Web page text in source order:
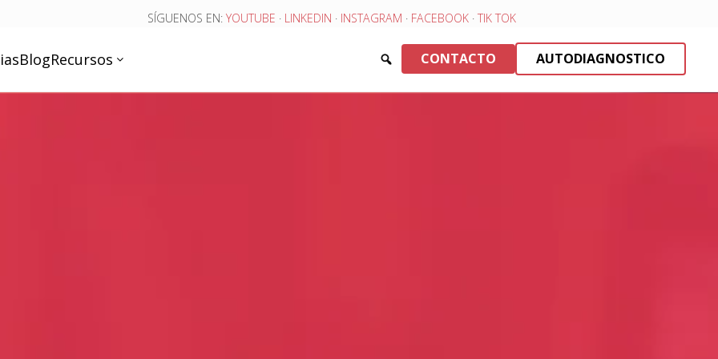
SÍGUENOS EN: YOUTUBE · LINKEDIN · INSTAGRAM · FACEBOOK· TIK TOK
BlogRecursos CONTACTO AUTODIAGNOSTICO